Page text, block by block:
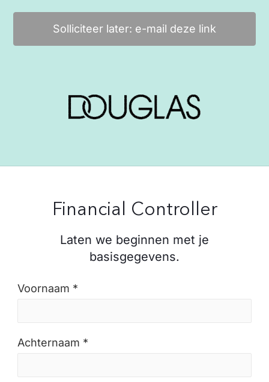
Solliciteer later: e-mail deze link
Financial Controller
Laten we beginnen met je
basisgegevens.
Voornaam *
Achternaam *